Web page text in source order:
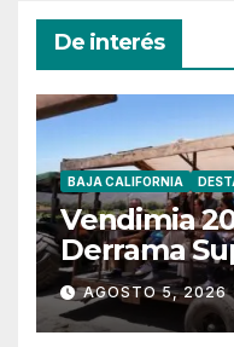
De interés
BAJA CALIFORNIA
Vendimia
Derrama
Millones de
AGOSTO 5, 2026